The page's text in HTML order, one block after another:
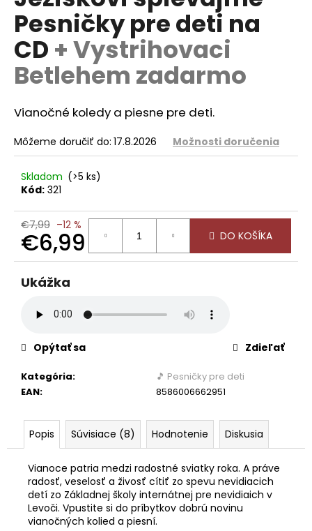
0,0
5
hviezdičiek.
Pesničky pre deti na
CD + Vystrihovaci
Betlehem zadarmo
Vianočné koledy a piesne pre deti.
Môžeme doručiť do: 17.8.2026 Možnosti doručenia
Skladom (>5 ks)
Kód: 321
€7,99 –12 %
€6,99
Jednotková
DO KOŠÍKA
Kategória:
🎵 Pesničky pre deti
EAN: 8586006662951
Ukážka
Opýtať sa Zdieľať
Popis Súvisiace (8) Hodnotenie Diskusia
Vianoce patria medzi radostné sviatky roka. A práve
radosť, veselosť a živosť cítiť zo spevu nevidiacich
detí zo Základnej školy internátnej pre nevidiaich v
Levoči. Vpustite si do príbytkov dobrú novinu
vianočných kolied a piesní.
á
j
s
ť
?
O
d
m